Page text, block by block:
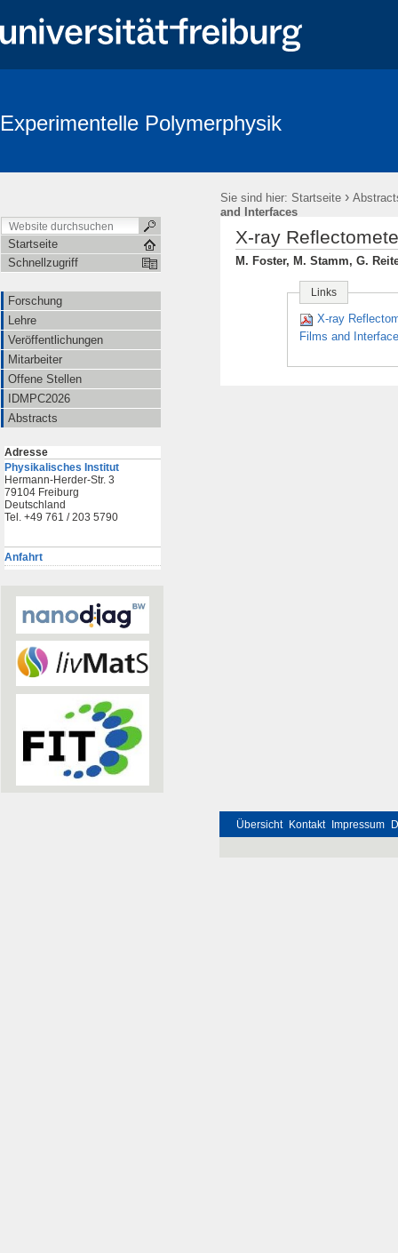
Experimentelle Polymerphysik
Sie sind hier: Startseite ›
and Interfaces
Startseite
Schnellzugriff
Forschung
Lehre
Veröffentlichungen
Mitarbeiter
Offene Stellen
IDMPC2026
Abstracts
Adresse
Physikalisches Institut
Hermann-Herder-Str. 3
79104 Freiburg
Deutschland
Tel. +49 761 / 203 5790
Anfahrt
X-ray
M. Foster, M. Stamm, G.
Links
X-ray
Films and
Übersicht Kontakt Impressum